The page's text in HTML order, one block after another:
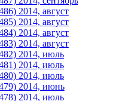
2014, август
2014, август
2014, август
2014, август
2014, июль
2014, июль
2014, июль
2014, июнь
2014, июль